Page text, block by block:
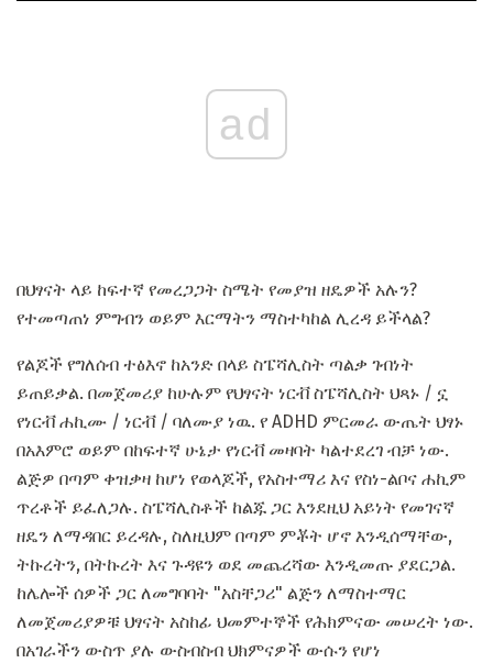
ad
በህፃናት ላይ ከፍተኛ የመረጋጋት ስሜት የመያዝ ዘዴዎች አሉን?
የተመጣጠነ ምግብን ወይም እርማትን ማስተካከል ሊረዳ ይችላል?
የልጆች የግለሰብ ተፅእኖ ከአንድ በላይ ስፔሻሊስት ጣልቃ ገብነት
ይጠይቃል. በመጀመሪያ ከሁሉም የህፃናት ነርቭ ስፔሻሊስት ህጻኑ / ኗ
የነርቭ ሐኪሙ / ነርቭ / ባለሙያ ነዉ. የ ADHD ምርመራ ውጤት ህፃኑ
በአእምሮ ወይም በከፍተኛ ሁኔታ የነርቭ መዛባት ካልተደረገ ብቻ ነው.
ልጅዎ በጣም ቀዝቃዛ ከሆነ የወላጆች, የአስተማሪ እና የስነ-ልቦና ሐኪም
ጥረቶች ይፈለጋሉ. ስፔሻሊስቶች ከልጁ ጋር እንደዚህ አይነት የመገናኛ
ዘዴን ለማዳበር ይረዳሉ, ስለዚህም በጣም ምቾት ሆኖ እንዲሰማቸው,
ትኩረትን, በትኩረት እና ጉዳዩን ወደ መጨረሻው እንዲመጡ ያደርጋል.
ከሌሎች ሰዎች ጋር ለመግባባት "አስቸጋሪ" ልጅን ለማስተማር
ለመጀመሪያዎቹ ህፃናት አስከፊ ህመምተኞች የሕክምናው መሠረት ነው.
በአገራችን ውስጥ ያሉ ውስብስብ ህክምናዎች ውሱን የሆነ